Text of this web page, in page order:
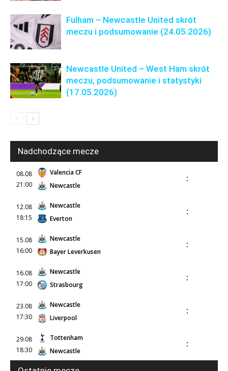
Fulham – Newcastle United skrót
meczu i podsumowanie (24.05.2026)
Newcastle United – West Ham skrót
meczu, podsumowanie i statystyki
(17.05.2026)
Nadchodzące mecze
08.08
21:00
Valencia CF
Newcastle
:
12.08
18:15
Newcastle
Everton
:
15.08
16:00
Newcastle
Bayer Leverkusen
:
16.08
17:00
Newcastle
Strasbourg
:
23.08
17:30
Newcastle
Liverpool
:
29.08
18:30
Tottenham
Newcastle
: